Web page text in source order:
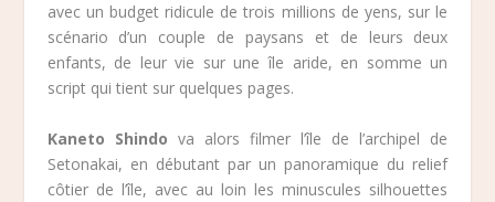
avec un budget ridicule de trois millions de yens, sur le
scénario d’un couple de paysans et de leurs deux
enfants, de leur vie sur une île aride, en somme un
script qui tient sur quelques pages.
Kaneto Shindo va alors filmer l’île de l’archipel de
Setonakai, en débutant par un panoramique du relief
côtier de l’île, avec au loin les minuscules silhouettes